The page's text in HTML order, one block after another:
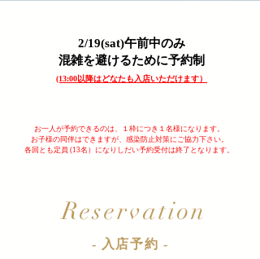
2/19(sat)午前中のみ
​混雑を避けるために予約制
​(13:00以降はどなたも入店いただけます）
お一人が予約できるのは、１枠につき１名様になります。
お子様の同伴はできますが、感染防止対策にご協力下さい。
​各回とも定員 (13名）になりしだい予約受付は終了となります。
Reservation
- 入店予約 -